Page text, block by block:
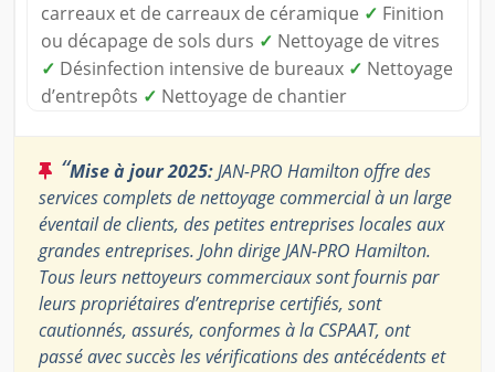
carreaux et de carreaux de céramique ✓ Finition
ou décapage de sols durs ✓ Nettoyage de vitres
✓ Désinfection intensive de bureaux ✓ Nettoyage
d’entrepôts ✓ Nettoyage de chantier
“Mise à jour 2025:JAN-PRO Hamilton offre des
services complets de nettoyage commercial à un large
éventail de clients, des petites entreprises locales aux
grandes entreprises. John dirige JAN-PRO Hamilton.
Tous leurs nettoyeurs commerciaux sont fournis par
leurs propriétaires d’entreprise certifiés, sont
cautionnés, assurés, conformes à la CSPAAT, ont
passé avec succès les vérifications des antécédents et